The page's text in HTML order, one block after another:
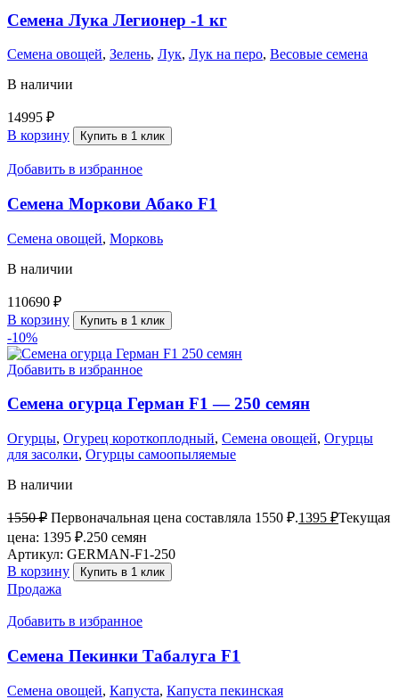
Семена Лука Легионер -1 кг
Семена овощей, Зелень, Лук, Лук на перо, Весовые семена
В наличии
14995 ₽
В корзину
Купить в 1 клик
Добавить в избранное
Семена Моркови Абако F1
Семена овощей, Морковь
В наличии
110690 ₽
В корзину
Купить в 1 клик
-10%
Добавить в избранное
Семена огурца Герман F1 — 250 семян
Огурцы, Огурец короткоплодный, Семена овощей, Огурцы
для засолки, Огурцы самоопыляемые
В наличии
1550₽ Первоначальная цена составляла 1550 ₽.1395 ₽Текущая
цена: 1395 ₽.250 семян
Артикул: GERMAN-F1-250
В корзину
Купить в 1 клик
Продажа
Добавить в избранное
Семена Пекинки Табалуга F1
Семена овощей, Капуста, Капуста пекинская